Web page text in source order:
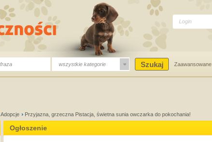
wszystkie kategorie Zaawansowane
Adopcje Przyjazna, grzeczna Pistacja, świetna sunia owczarka do pokochania!
Ogłoszenie